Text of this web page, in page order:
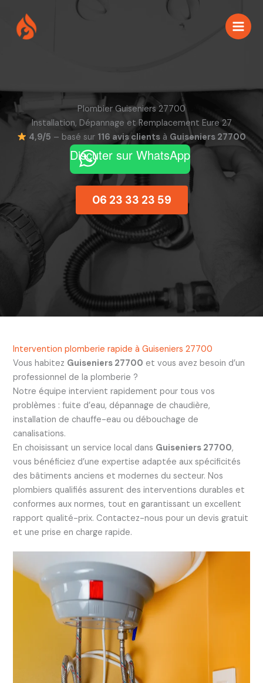
contenu
Plombier Guiseniers 27700
Installation, Dépannage et Remplacement Eure 27
4,9/5 – basé sur 116 avis clients à Guiseniers 27700
Discuter sur WhatsApp
06 23 33 23 59
Intervention plomberie rapide à Guiseniers 27700
Vous habitez Guiseniers 27700 et vous avez besoin d’un
professionnel de la plomberie ?
Notre équipe intervient rapidement pour tous vos
problèmes : fuite d’eau, dépannage de chaudière,
installation de chauffe-eau ou débouchage de
canalisations.
En choisissant un service local dans Guiseniers 27700,
vous bénéficiez d’une expertise adaptée aux spécificités
des bâtiments anciens et modernes du secteur. Nos
plombiers qualifiés assurent des interventions durables et
conformes aux normes, tout en garantissant un excellent
rapport qualité-prix. Contactez-nous pour un devis gratuit
et une prise en charge rapide.